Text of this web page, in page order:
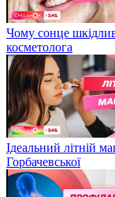
Чому сонце
косметолога
Ідеальний літній
Горбачевської